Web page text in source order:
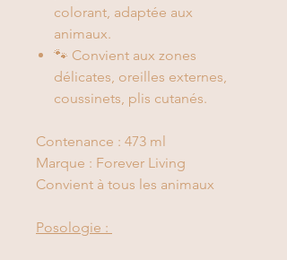
colorant, adaptée aux
animaux.
🐾 Convient aux zones
délicates, oreilles externes,
coussinets, plis cutanés.
Contenance : 473 ml
Marque : Forever Living
Convient à tous les animaux
Posologie :